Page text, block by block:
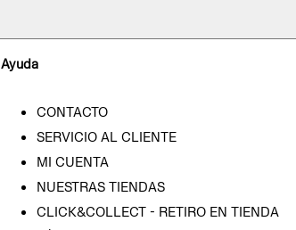
Ayuda
CONTACTO
SERVICIO AL CLIENTE
MI CUENTA
NUESTRAS TIENDAS
CLICK&COLLECT - RETIRO EN TIENDA